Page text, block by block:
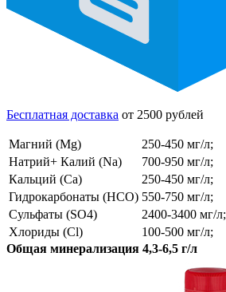
Бесплатная доставка от 2500 рублей
Магний (Mg)
250-450 мг/л;
Натрий+ Калий (Na)
700-950 мг/л;
Кальций (Ca)
250-450 мг/л;
Гидрокарбонаты (HCO) 550-750 мг/л;
Сульфаты (SO4)
2400-3400 мг/л;
Хлориды (Cl)
100-500 мг/л;
Общая минерализация 4,3-6,5 г/л